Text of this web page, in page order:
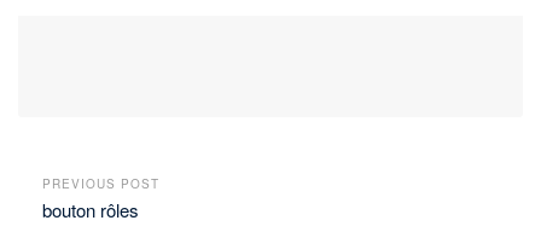
PREVIOUS POST
bouton rôles